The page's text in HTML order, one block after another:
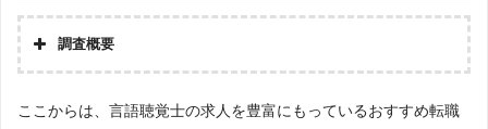
［解説2］転職エージェントは、自社が実際にコンタクトを取っている
企業の求人のみが掲載されているため、転職エージェントのチェックが
調査概要
株式会社アドバンスフロー
ここからは、言語聴覚士の求人を豊富にもっているおすすめ転職